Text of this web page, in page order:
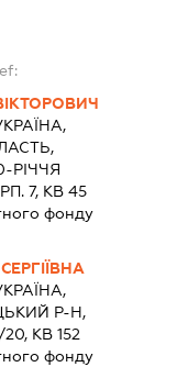
РІЧЧЯ
7, КВ 45
фонду
Р-Н,
КВ 152
фонду